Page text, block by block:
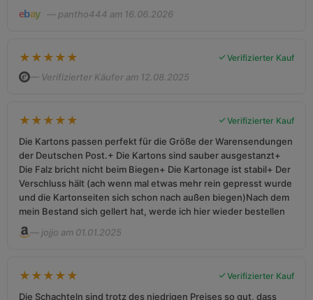
— pantho444 am 16.06.2026
★ ★ ★ ★ ★ Verifizierter Kauf
— Verifizierter Käufer am 12.08.2025
★ ★ ★ ★ ★ Verifizierter Kauf
Die Kartons passen perfekt für die Größe der Warensendungen
der Deutschen Post.+ Die Kartons sind sauber ausgestanzt+
Die Falz bricht nicht beim Biegen+ Die Kartonage ist stabil+ Der
Verschluss hält (ach wenn mal etwas mehr rein gepresst wurde
und die Kartonseiten sich schon nach außen biegen)Nach dem
mein Bestand sich gellert hat, werde ich hier wieder bestellen
— jojjo am 01.01.2025
★ ★ ★ ★ ★ Verifizierter Kauf
Die Schachteln sind trotz des niedrigen Preises so gut, dass